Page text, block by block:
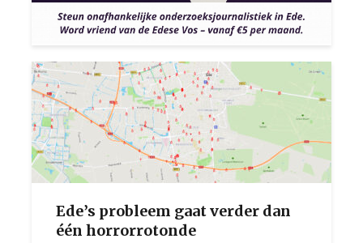
Ede’s probleem gaat verder dan
één horrorrotonde